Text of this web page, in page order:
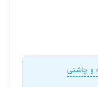
و چاشنی